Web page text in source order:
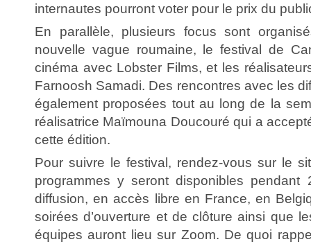
internautes pourront voter pour le prix du
En parallèle, plusieurs focus sont
nouvelle vague roumaine, le festival de
cinéma avec Lobster Films, et les
Farnoosh Samadi. Des rencontres avec les
également proposées tout au long de la
réalisatrice Maïmouna Doucouré qui a
cette édition.
Pour suivre le festival, rendez-vous sur le
programmes y seront disponibles pendant
diffusion, en accès libre en France, en
soirées d’ouverture et de clôture ainsi que
équipes auront lieu sur Zoom. De quoi